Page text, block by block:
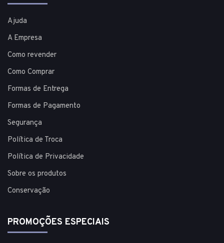
Ajuda
A Empresa
Como revender
Como Comprar
Formas de Entrega
Formas de Pagamento
Segurança
Política de Troca
Política de Privacidade
Sobre os produtos
Conservação
PROMOÇÕES ESPECIAIS